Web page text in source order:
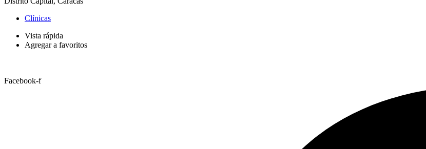
Clínicas
Vista rápida
Agregar a favoritos
Facebook-f